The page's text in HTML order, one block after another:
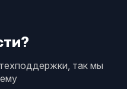
так мы